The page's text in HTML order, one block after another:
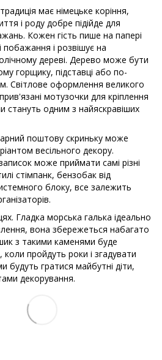
має німецьке коріння,
і роду добре підійде для
Кожен гість пише на папері
побажання і розвішує на
дереві. Дерево може бути
горщику, підставці або по-
Світлове оформлення великого
мотузочки для кріплення
стануть одним з найяскравіших
поштову скриньку може
весільного декору.
може приймати самі різні
стімпанк, бензобак від
блоку, все залежить
Гладка морська галька ідеально
вона збережеться набагато
з такими каменями буде
пройдуть роки і згадувати
гратися майбутні діти,
декорування.